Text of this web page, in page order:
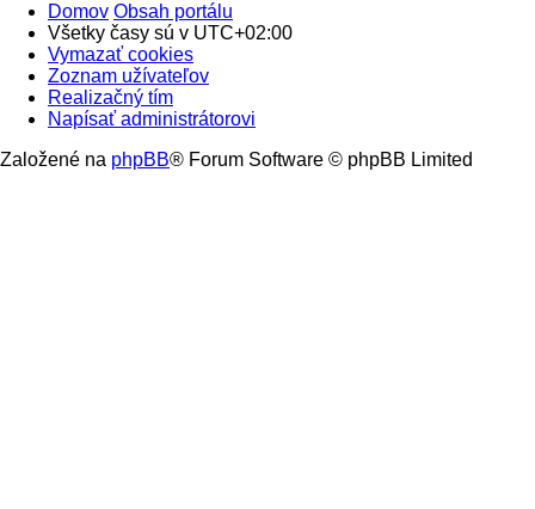
Domov Obsah portálu
Všetky časy sú v UTC+02:00
Vymazať cookies
Zoznam užívateľov
Realizačný tím
Napísať administrátorovi
Založené na phpBB® Forum Software © phpBB Limited